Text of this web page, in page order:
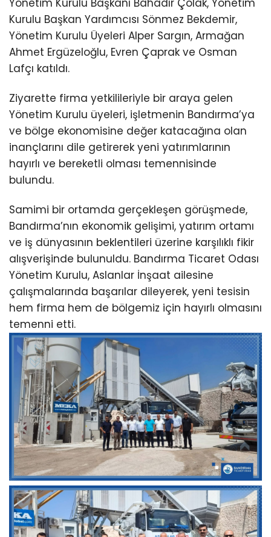
Kurulu Başkan Yardımcısı Sönmez Bekdemir,
Yönetim Kurulu Üyeleri Alper Sargın, Armağan
Ahmet Ergüzeloğlu, Evren Çaprak ve Osman
Lafçı katıldı.
Ziyarette firma yetkilileriyle bir araya gelen
Yönetim Kurulu üyeleri, işletmenin Bandırma’ya
ve bölge ekonomisine değer katacağına olan
inançlarını dile getirerek yeni yatırımlarının
hayırlı ve bereketli olması temennisinde
bulundu.
Samimi bir ortamda gerçekleşen görüşmede,
Bandırma’nın ekonomik gelişimi, yatırım ortamı
ve iş dünyasının beklentileri üzerine karşılıklı fikir
alışverişinde bulunuldu. Bandırma Ticaret Odası
Yönetim Kurulu, Aslanlar İnşaat ailesine
çalışmalarında başarılar dileyerek, yeni tesisin
hem firma hem de bölgemiz için hayırlı olmasını
temenni etti.